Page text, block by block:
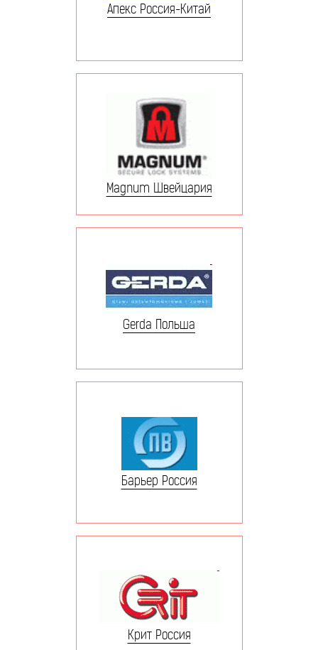
Апекс Россия-Китай
Magnum Швейцария
Gerda Польша
Барьер Россия
Крит Россия